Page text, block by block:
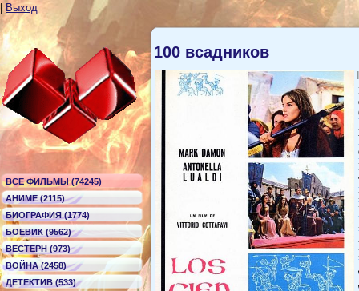
Выход
ВСЕ ФИЛЬМЫ (74245)
АНИМЕ (2115)
БИОГРАФИЯ (1774)
БОЕВИК (9562)
ВЕСТЕРН (973)
ВОЙНА (2458)
ДЕТЕКТИВ (533)
100 всадников